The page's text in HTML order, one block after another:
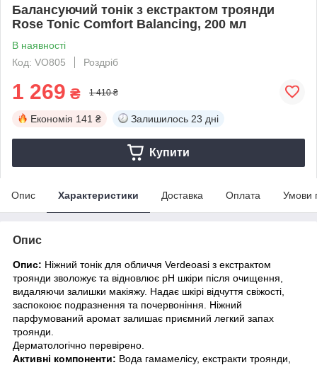
Балансуючий тонік з екстрактом троянди
Rose Tonic Comfort Balancing, 200 мл
В наявності
Код: VO805
Роздріб
1 269 ₴ 1 410 ₴
Економія 141 ₴ Залишилось 23 дні
Купити
Опис Характеристики Доставка Оплата Умови
Опис
Опис: Ніжний тонік для обличчя Verdeoasi з екстрактом
троянди зволожує та відновлює рН шкіри після очищення,
видаляючи залишки макіяжу. Надає шкірі відчуття свіжості,
заспокоює подразнення та почервоніння. Ніжний
парфумований аромат залишає приємний легкий запах
троянди.
Дерматологічно перевірено.
Активні компоненти: Вода гамамелісу, екстракти троянди,